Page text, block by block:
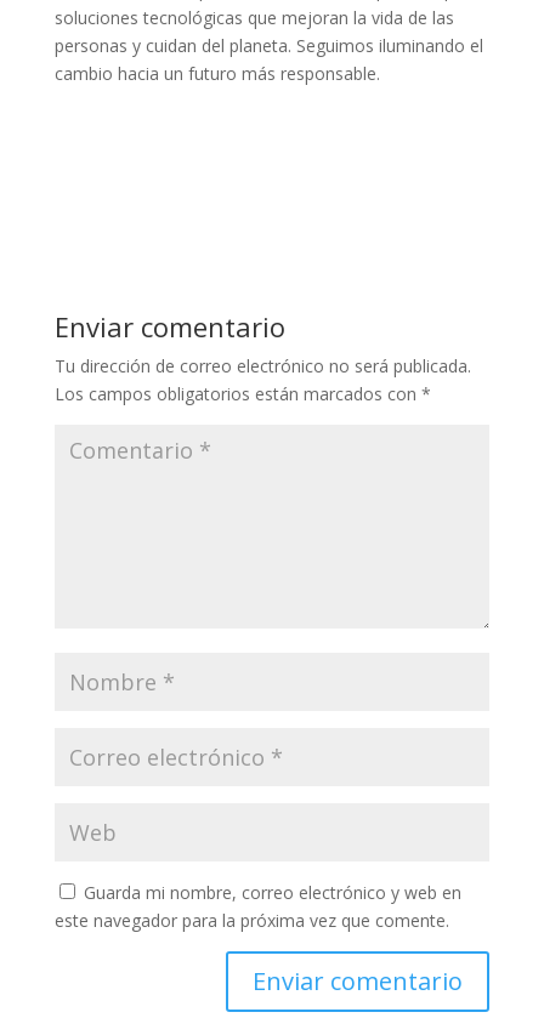
soluciones tecnológicas que mejoran la vida de las
personas y cuidan del planeta. Seguimos iluminando el
cambio hacia un futuro más responsable.
Enviar comentario
Tu dirección de correo electrónico no será publicada.
Los campos obligatorios están marcados con *
Guarda mi nombre, correo electrónico y web en
este navegador para la próxima vez que comente.